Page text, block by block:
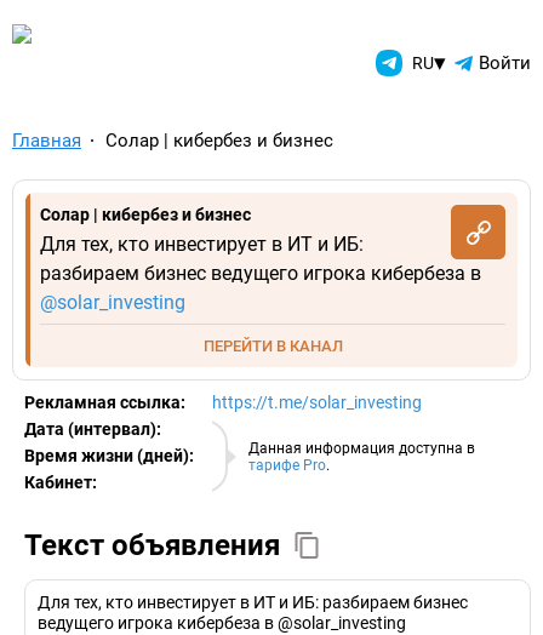
TelegramAds.com — RU▾ Войти
Главная Солар | кибербез и бизнес
Солар | кибербез и бизнес
Для тех, кто инвестирует в ИТ и ИБ:
разбираем бизнес ведущего игрока кибербеза в
@solar_investing
ПЕРЕЙТИ В КАНАЛ
Рекламная ссылка: https://t.me/solar_investing
Данная информация доступна в
тарифе Pro.
Дата (интервал):
06.08.2026
Время жизни (дней):
Кабинет:
EURO
Текст объявления
Для тех, кто инвестирует в ИТ и ИБ: разбираем бизнес
ведущего игрока кибербеза в @solar_investing